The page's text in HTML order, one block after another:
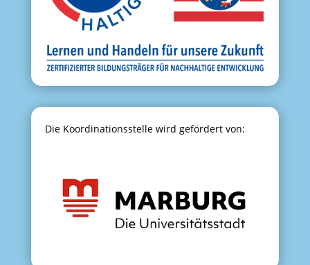
Die Koordinationsstelle wird gefördert von: